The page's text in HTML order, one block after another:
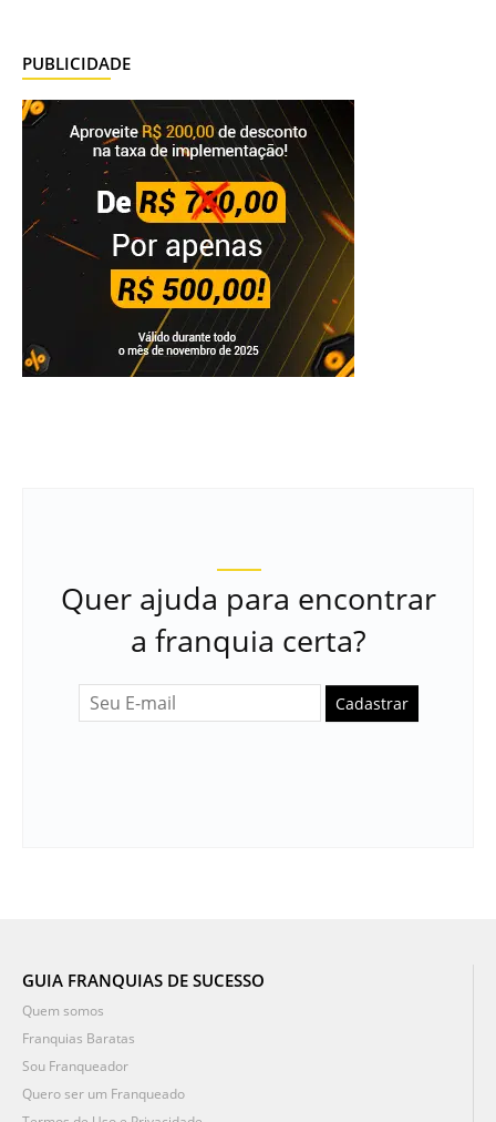
PUBLICIDADE
Quer ajuda para encontrar
a franquia certa?
Cadastrar
GUIA FRANQUIAS DE SUCESSO
Quem somos
Franquias Baratas
Sou Franqueador
Quero ser um Franqueado